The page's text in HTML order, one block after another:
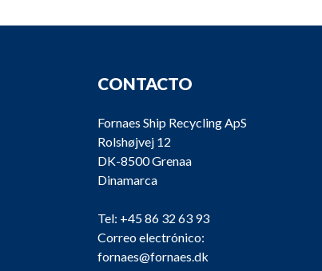
CONTACTO
Fornaes Ship Recycling ApS
Rolshøjvej 12
DK-8500 Grenaa
Dinamarca
Tel: +45 86 32 63 93
Correo electrónico:
fornaes@fornaes.dk